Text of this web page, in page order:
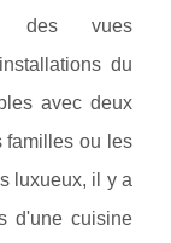
des vues
du
avec deux
familles ou les
luxueux, il y a
d'une cuisine